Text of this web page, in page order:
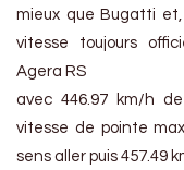
mieux que Bugatti
vitesse toujours
Agera RS
avec 446.97 km/h
vitesse de pointe
sens aller puis 457.49